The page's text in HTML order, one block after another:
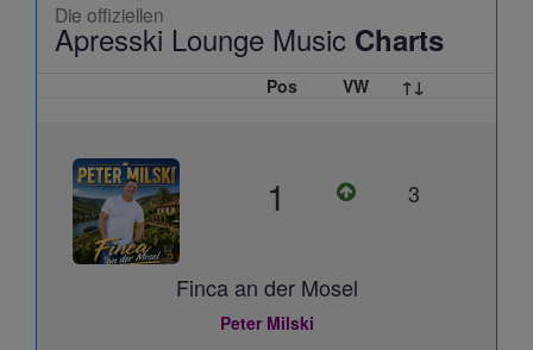
Die offiziellen
Apresski Lounge Music Charts
Pos VW ↑↓
1 3
Finca an der Mosel
Peter Milski